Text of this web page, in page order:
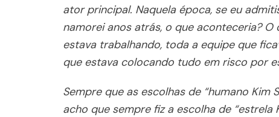
ator principal. Naquela época, se eu
namorei anos atrás, o que aconteceria?
estava trabalhando, toda a equipe que
que estava colocando tudo em risco por
Sempre que as escolhas de “humano Kim
acho que sempre fiz a escolha de “estrela